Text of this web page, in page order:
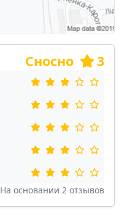
Сносно 3
На основании 2 отзывов